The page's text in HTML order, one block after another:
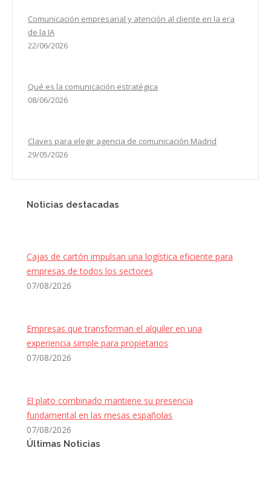
Comunicación empresarial y atención al cliente en la era
de la IA
22/06/2026
Qué es la comunicación estratégica
08/06/2026
Claves para elegir agencia de comunicación Madrid
29/05/2026
Noticias destacadas
Cajas de cartón impulsan una logística eficiente para
empresas de todos los sectores
07/08/2026
Empresas que transforman el alquiler en una
experiencia simple para propietarios
07/08/2026
El plato combinado mantiene su presencia
fundamental en las mesas españolas
07/08/2026
Últimas Noticias